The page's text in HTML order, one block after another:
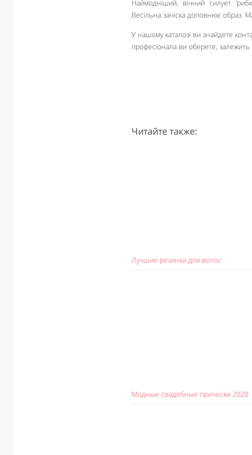
Наймодніший, вічний силует
Весільна зачіска доповнює образ.
У нашому каталозі ви знайдете
професіонала ви оберете, залежить
Читайте также:
Лучшие резинки для волос
Модные свадебные прически 2020